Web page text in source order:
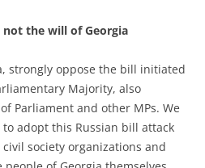
not the will of Georgia
strongly oppose the bill initiated
Majority, also
Parliament and other MPs. We
adopt this Russian bill attack
society organizations and